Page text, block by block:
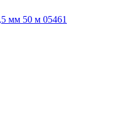
мм 50 м 05461